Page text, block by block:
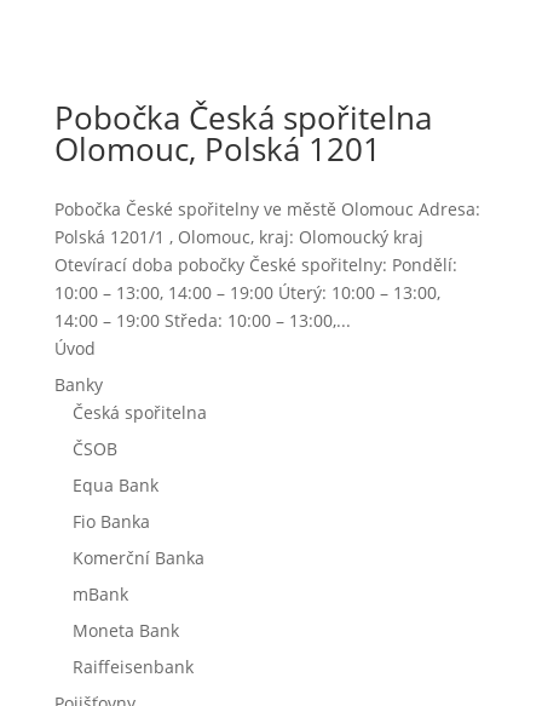
Pobočka Česká spořitelna
Olomouc, Polská 1201
Pobočka České spořitelny ve městě Olomouc Adresa:
Polská 1201/1 , Olomouc, kraj: Olomoucký kraj
Otevírací doba pobočky České spořitelny: Pondělí:
10:00 – 13:00, 14:00 – 19:00 Úterý: 10:00 – 13:00,
14:00 – 19:00 Středa: 10:00 – 13:00,...
Úvod
Banky
Česká spořitelna
ČSOB
Equa Bank
Fio Banka
Komerční Banka
mBank
Moneta Bank
Raiffeisenbank